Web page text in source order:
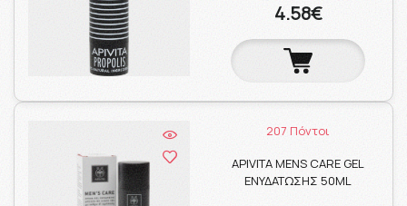
4.58€
207 Πόντοι
APIVITA MENS CARE GEL
ΕΝΥΔΑΤΩΣΗΣ 50ML